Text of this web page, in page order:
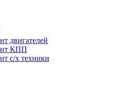
двигателей
КПП
с/х техники